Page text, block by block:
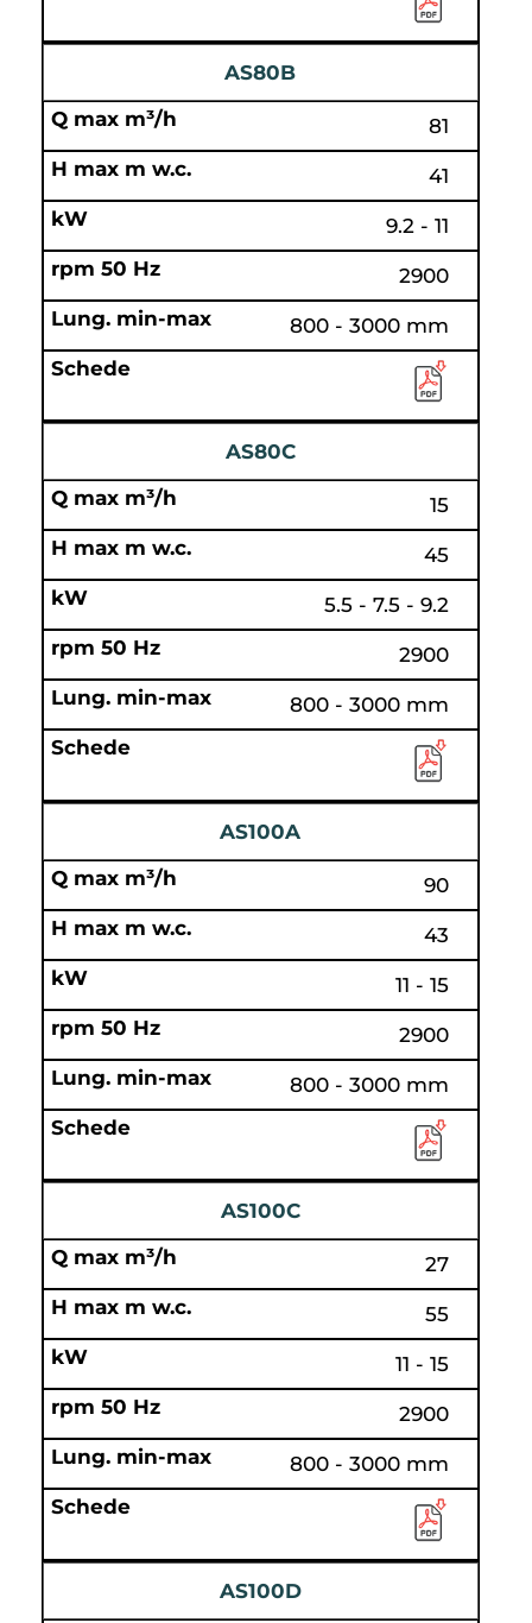
AS80B
81
41
9.2 - 11
2900
800 - 3000 mm
AS80C
15
45
5.5 - 7.5 - 9.2
2900
800 - 3000 mm
AS100A
90
43
11 - 15
2900
800 - 3000 mm
AS100C
27
55
11 - 15
2900
800 - 3000 mm
AS100D